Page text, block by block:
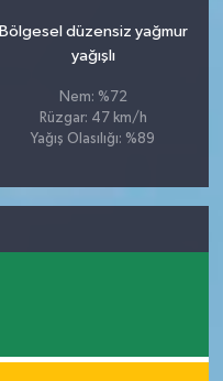
Bölgesel düzensiz yağmur
yağışlı
Nem: %72
Rüzgar: 47 km/h
Yağış Olasılığı: %89